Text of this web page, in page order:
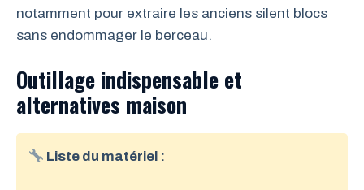
notamment pour extraire les anciens silent blocs
sans endommager le berceau.
Outillage indispensable et
alternatives maison
Liste du matériel :